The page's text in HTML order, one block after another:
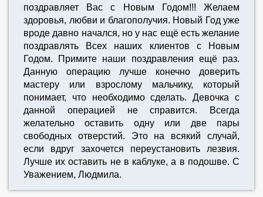
поздравляет Вас с Новым Годом!!! Желаем
здоровья, любви и благополучия. Новый Год уже
вроде давно начался, но у нас ещё есть желание
поздравлять Всех наших клиентов с Новым
Годом. Примите наши поздравления ещё раз.
Данную операцию лучше конечно доверить
мастеру или взрослому мальчику, который
понимает, что необходимо сделать. Девочка с
данной операцией не справится. Всегда
желательно оставить одну или две пары
свободных отверстий. Это на всякий случай,
если вдруг захочется переустановить лезвия.
Лучше их оставить не в каблуке, а в подошве. С
Уважением, Людмила.